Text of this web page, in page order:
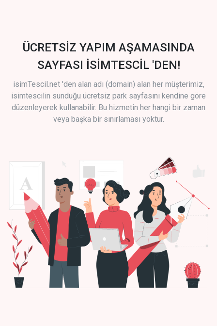
ÜCRETSİZ YAPIM AŞAMASINDA
SAYFASI İSİMTESCİL 'DEN!
isimTescil.net 'den alan adı (domain) alan her müşterimiz,
isimtescilin sunduğu ücretsiz park sayfasını kendine göre
düzenleyerek kullanabilir. Bu hizmetin her hangi bir zaman
veya başka bir sınırlaması yoktur.